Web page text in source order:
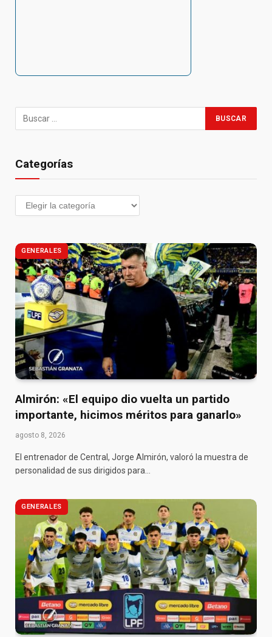
Categorías
GENERALES
Almirón: «El equipo dio vuelta un partido
importante, hicimos méritos para ganarlo»
agosto 8, 2026
El entrenador de Central, Jorge Almirón, valoró la muestra de
personalidad de sus dirigidos para…
GENERALES